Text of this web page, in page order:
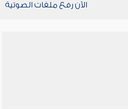
الآن رفع ملفات الصوتية